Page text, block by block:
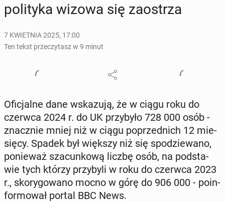
po­li­ty­ka wizowa się za­ostrza
7 KWIETNIA 2025, 17:00
Ten tekst przeczytasz w 9 minut
Ofi­cjal­ne dane wska­zu­ją, że w ciągu roku do
czerwca 2024 r. do UK przy­by­ło 728 000 osób -
znacz­nie mniej niż w ciągu po­przed­nich 12 mie­
się­cy. Spadek był większy niż się spo­dzie­wa­no,
po­nie­waż sza­cun­ko­wą liczbę osób, na pod­sta­
wie tych którzy przy­by­li w roku do czerwca 2023
r., sko­ry­go­wa­no mocno w górę do 906 000 - po­in­
for­mo­wał portal BBC News.